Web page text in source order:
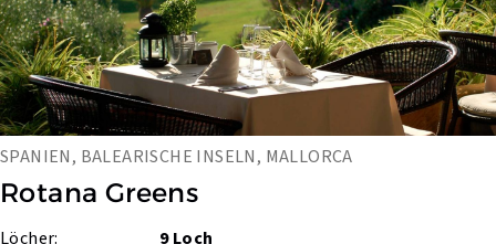
SPANIEN, BALEARISCHE INSELN, MALLORCA
Rotana Greens
Löcher:
9 Loch